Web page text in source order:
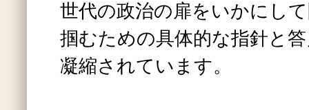
世代の政治の扉をいかにし
掴むための具体的な指針と
凝縮されています。